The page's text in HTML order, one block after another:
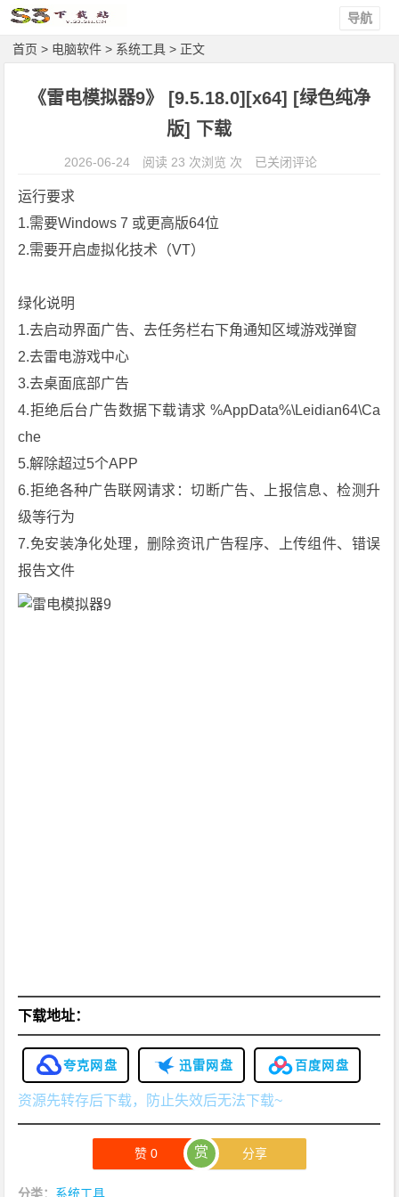
导航
首页 > 电脑软件 > 系统工具 > 正文
《雷电模拟器9》 [9.5.18.0][x64] [绿色纯净
版] 下载
2026-06-24 阅读 23 次浏览 次
《雷
1
[x
色
净
已关闭评论
运行要求
1.需要Windows 7 或更高版64位
2.需要开启虚拟化技术（VT）
绿化说明
1.去启动界面广告、去任务栏右下角通知区域游戏弹窗
2.去雷电游戏中心
3.去桌面底部广告
4.拒绝后台广告数据下载请求 %AppData%\Leidian64\Ca
che
5.解除超过5个APP
6.拒绝各种广告联网请求：切断广告、上报信息、检测升
级等行为
7.免安装净化处理，删除资讯广告程序、上传组件、错误
报告文件
下载地址：
夸克网盘 迅雷网盘 百度网盘
资源先转存后下载，防止失效后无法下载~
赞0 赏 分享
分类： 系统工具